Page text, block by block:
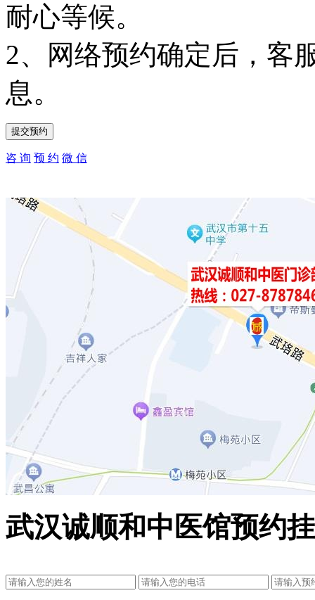
耐心等候。
2、网络预约确定后，客
息。
咨 询 预 约 微 信
武汉诚顺和中医馆预约